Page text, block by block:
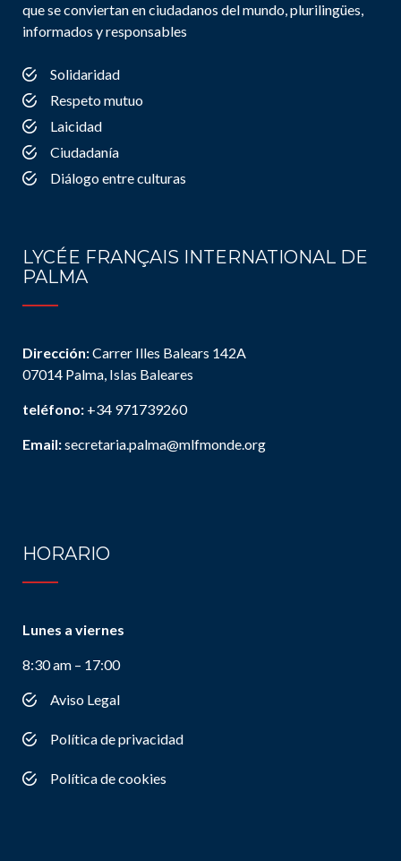
que se conviertan en ciudadanos del mundo, plurilingües,
informados y responsables
Solidaridad
Respeto mutuo
Laicidad
Ciudadanía
Diálogo entre culturas
LYCÉE FRANÇAIS INTERNATIONAL DE
PALMA
Dirección:Carrer Illes Balears 142A
07014 Palma, Islas Baleares
teléfono: +34 971739260
Email:secretaria.palma@mlfmonde.org
HORARIO
Lunes a viernes
8:30 am – 17:00
Aviso Legal
Política de privacidad
Política de cookies